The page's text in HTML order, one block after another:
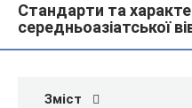
Стандарти та
середньоазіатської
Зміст